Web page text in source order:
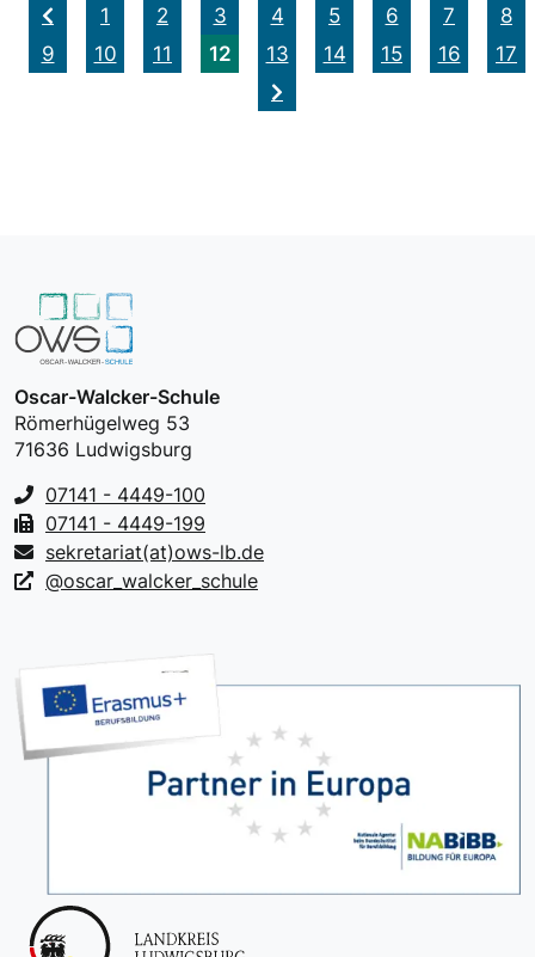
1 2 3 4 5 6 7
8
9
10 11 12 13 14 15 16 17
Oscar-Walcker-Schule
Römerhügelweg 53
71636 Ludwigsburg
07141 - 4449-100
07141 - 4449-199
sekretariat(at)ows-lb.de
@oscar_walcker_schule